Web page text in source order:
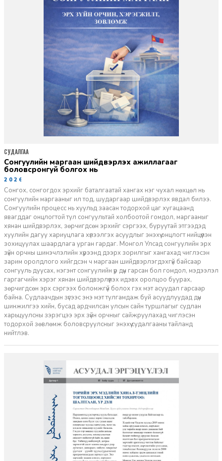
Сонгуулийн маргаан шийдвэрлэх ажиллагааг
боловсронгуй болгох нь
2026-01-30
Сонгох, сонгогдох эрхийг баталгаатай хангах нэг чухал нөхцөл нь
сонгуулийн маргааныг ил тод, шударгаар шийдвэрлэх явдал билээ.
Сонгуулийн процесс нь хуульд заасан тодорхой цаг хугацаанд
явагддаг онцлогтой тул сонгуультай холбоотой гомдол, маргааныг
хянан шийдвэрлэх, зөрчигдсөн эрхийг сэргээх, буруутай этгээдэд
хуулийн дагуу хариуцлага хүлээлгэх асуудлыг энэхүү онцлогт нийцүүлэн
зохицуулах шаардлага урган гардаг. Монгол Улсад сонгуулийн эрх
зүйн орчны шинэчлэлийн хүрээнд дээрх зорилгыг хангахад чиглэсэн
зарим оролдлого хийгдсэн ч маргаан шийдвэрлэгдэхгүй байсаар
сонгууль дуусах, нэгэнт сонгуулийн үр дүн гарсан бол гомдол, мэдээлэл
гаргагчийн хэрэг хянан шийдвэрлүүлэх идэвх оролцоо буурах,
зөрчигдсөн эрх сэргээх боломжгүй болох гэх мэт асуудал гарсаар
байна. Судлаачдын зүгээс энэ мэт тулгамдаж буй асуудлуудад дүн
шинжилгээ хийн, бусад ардчилсан улсын сайн туршлагыг судлан
харьцуулсны зэрэгцээ эрх зүйн орчныг сайжруулахад чиглэсэн
тодорхой зөвлөмж боловсруулсныг энэхүү судалгааны тайланд
нийтлэв.
СУДАЛГАА